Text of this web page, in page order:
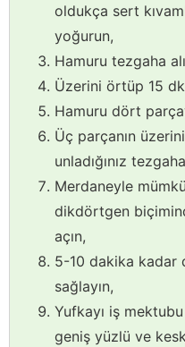
oldukça sert
yoğurun,
Hamuru tezgaha
Üzerini örtüp 15
Hamuru dört
Üç parçanın
unladığınız
Merdaneyle
dikdörtgen
açın,
5-10 dakika kadar
sağlayın,
Yufkayı iş
geniş yüzlü ve